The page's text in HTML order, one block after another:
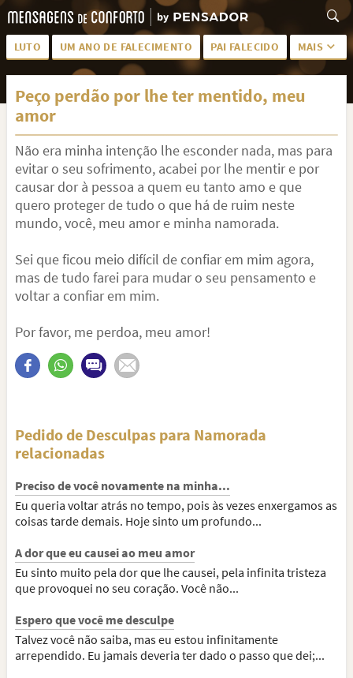
LUTO UM ANO DE FALECIMENTO PAI FALECIDO MAIS
LUTO PARA AMIGA PALAVRAS
SAUDADES DA MÃE PÊSAMES
PÊSAMES PARA AMIGA DESCANSE EM PAZ
MEUS SENTIMENTOS PÊSAMES PARA AMIGO
FRASES DE LUTO PARA AMIGO FIM DE NAMORO
TODAS AS CATEGORIAS
Peço perdão por lhe ter mentido, meu
amor
Não era minha intenção lhe esconder nada, mas para
evitar o seu sofrimento, acabei por lhe mentir e por
causar dor à pessoa a quem eu tanto amo e que
quero proteger de tudo o que há de ruim neste
mundo, você, meu amor e minha namorada.
Sei que ficou meio difícil de confiar em mim agora,
mas de tudo farei para mudar o seu pensamento e
voltar a confiar em mim.
Por favor, me perdoa, meu amor!
Pedido de Desculpas para Namorada
relacionadas
Preciso de você novamente na minha...
Eu queria voltar atrás no tempo, pois às vezes enxergamos as
coisas tarde demais. Hoje sinto um profundo...
A dor que eu causei ao meu amor
Eu sinto muito pela dor que lhe causei, pela infinita tristeza
que provoquei no seu coração. Você não...
Espero que você me desculpe
Talvez você não saiba, mas eu estou infinitamente
arrependido. Eu jamais deveria ter dado o passo que dei;...